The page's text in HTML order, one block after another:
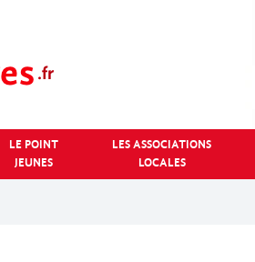
LE POINT
JEUNES
LES ASSOCIATIONS
LOCALES